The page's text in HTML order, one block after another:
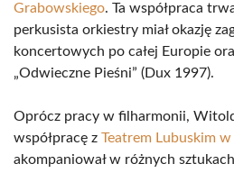
Grabowskiego. Ta współpraca
perkusista orkiestry miał okazję
koncertowych po całej Europie
„Odwieczne Pieśni” (Dux 1997).
Oprócz pracy w filharmonii,
współpracę z Teatrem Lubuskim
akompaniował w różnych